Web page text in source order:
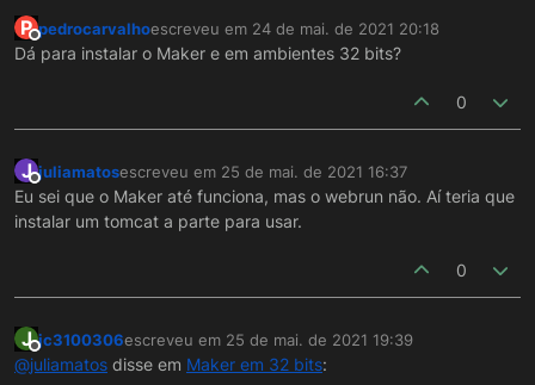
P
Offline
pedrocarvalhoescreveu em 24 de mai. de 2021 20:18
última edição por
Dá para instalar o Maker e em ambientes 32 bits?
0
J
Offline
juliamatosescreveu em 25 de mai. de 2021 16:37
última edição por
Eu sei que o Maker até funciona, mas o webrun não. Aí teria que
instalar um tomcat a parte para usar.
0
J
Offline
jc3100306escreveu em 25 de mai. de 2021 19:39
última edição por
@juliamatos disse em Maker em 32 bits: